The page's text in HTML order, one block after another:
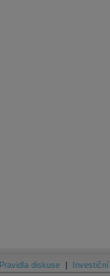
Pravidla diskuse